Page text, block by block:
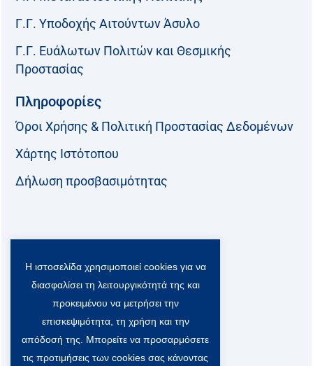
Γ.Γ. Υποδοχής Αιτούντων Άσυλο
Γ.Γ. Ευάλωτων Πολιτών και Θεσμικής
Προστασίας
Πληροφορίες
Όροι Χρήσης & Πολιτική Προστασίας Δεδομένων
Χάρτης Ιστότοπου
Δήλωση προσβασιμότητας
F
a
o
T
w
i
t
t
e
r
L
i
n
k
e
d
i
Y
o
u
t
u
b
e
Viber Community:
Η ιστοσελίδα χρησιμοποιεί cookies για να
διασφαλίσει τη λειτουργικότητά της και
προκειμένου να μετρήσει την
επισκεψιμότητα, τη χρήση και την
απόδοσή της. Μπορείτε να προσαρμόσετε
τις προτιμήσεις των cookies σας κάνοντας